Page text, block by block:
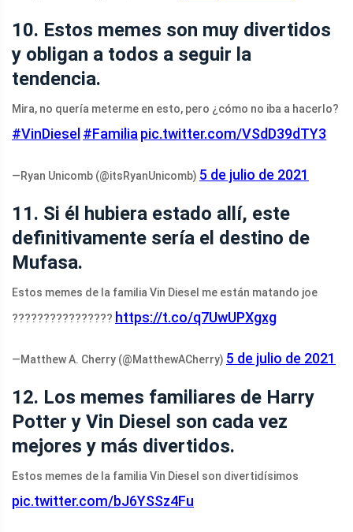
10. Estos memes son muy divertidos
y obligan a todos a seguir la
tendencia.
Mira, no quería meterme en esto, pero ¿cómo no iba a hacerlo?
#VinDiesel #Familia pic.twitter.com/VSdD39dTY3
—Ryan Unicomb (@itsRyanUnicomb) 5 de julio de 2021
11. Si él hubiera estado allí, este
definitivamente sería el destino de
Mufasa.
Estos memes de la familia Vin Diesel me están matando joe
???????????????? https://t.co/q7UwUPXgxg
—Matthew A. Cherry (@MatthewACherry) 5 de julio de 2021
12. Los memes familiares de Harry
Potter y Vin Diesel son cada vez
mejores y más divertidos.
Estos memes de la familia Vin Diesel son divertidísimos
pic.twitter.com/bJ6YSSz4Fu